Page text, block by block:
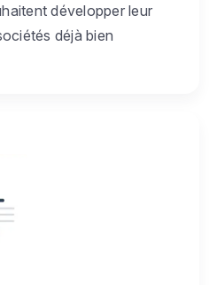
développer leur
déjà bien